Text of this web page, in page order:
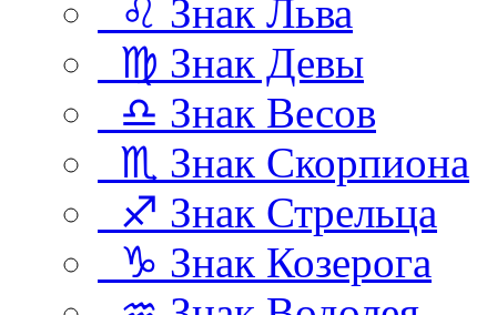
♌ Знак Льва
♍ Знак Девы
♎ Знак Весов
♏ Знак Скорпиона
♐ Знак Стрельца
♑ Знак Козерога